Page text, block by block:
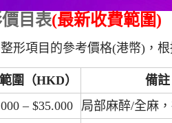
目表(最新收費範圍)
形項目的參考價格(港幣)，
圍（HKD）
備註
– $35.000
局部麻醉/全麻